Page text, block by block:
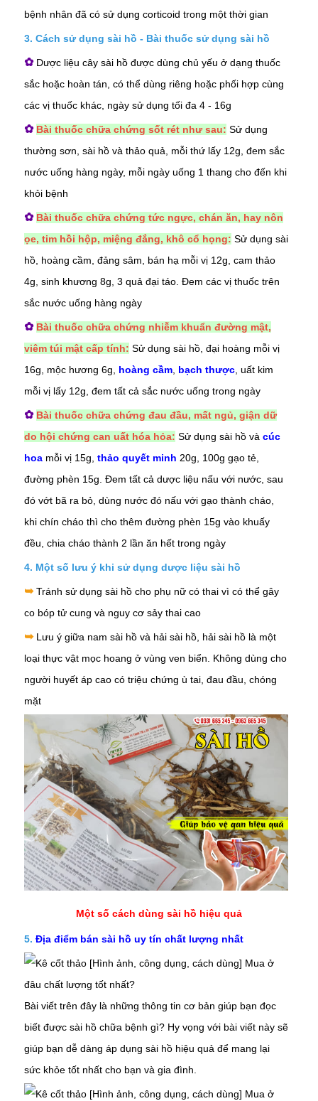
bệnh nhân đã có sử dụng corticoid trong một thời gian
3. Cách sử dụng sài hồ - Bài thuốc sử dụng sài hồ
✿ Dược liệu cây sài hồ được dùng chủ yếu ở dạng thuốc
sắc hoặc hoàn tán, có thể dùng riêng hoặc phối hợp cùng
các vị thuốc khác, ngày sử dụng tối đa 4 - 16g
✿ Bài thuốc chữa chứng sốt rét như sau: Sử dụng
thường sơn, sài hồ và thảo quả, mỗi thứ lấy 12g, đem sắc
nước uống hàng ngày, mỗi ngày uống 1 thang cho đến khi
khỏi bệnh
✿ Bài thuốc chữa chứng tức ngực, chán ăn, hay nôn
ọe, tim hồi hộp, miệng đắng, khô cổ họng: Sử dụng sài
hồ, hoàng cầm, đảng sâm, bán hạ mỗi vị 12g, cam thảo
4g, sinh khương 8g, 3 quả đại táo . Đem các vị thuốc trên
sắc nước uống hàng ngày
✿ Bài thuốc chữa chứng nhiễm khuẩn đường mật,
viêm túi mật cấp tính: Sử dụng sài hồ, đại hoàng mỗi vị
16g, mộc hương 6g,
hoàng cầm bạch thược , uất kim
mỗi vị lấy 12g, đem tất cả sắc nước uống trong ngày
✿ Bài thuốc chữa chứng đau đầu, mất ngủ, giận dữ
do hội chứng can uất hóa hỏa: Sử dụng sài hồ và cúc
hoa mỗi vị 15g, thảo quyết minh 20g, 100g gạo tẻ,
đường phèn 15g. Đem tất cả dược liệu nấu với nước, sau
đó vớt bã ra bỏ, dùng nước đó nấu với gạo thành cháo,
khi chín cháo thì cho thêm đường phèn 15g vào khuấy
đều, chia cháo thành 2 lần ăn hết trong ngày
4. Một số lưu ý khi sử dụng dược liệu sài hồ
➥Tránh sử dụng sài hồ cho phụ nữ có thai vì có thể gây
co bóp tử cung và nguy cơ sảy thai cao
➥ Lưu ý giữa nam sài hồ và hải sài hồ, hải sài hồ là một
loại thực vật mọc hoang ở vùng ven biển. Không dùng cho
người huyết áp cao có triệu chứng ù tai, đau đầu, chóng
mặt
Một số cách dùng sài hồ hiệu quả
5. Địa điểm bán sài hồ uy tín chất lượng nhất
Bài viết trên đây là những thông tin cơ bản giúp bạn đọc
biết được sài hồ chữa bệnh gì? Hy vọng với bài viết này sẽ
giúp bạn dễ dàng áp dụng sài hồ hiệu quả để mang lại
sức khỏe tốt nhất cho bạn và gia đình.